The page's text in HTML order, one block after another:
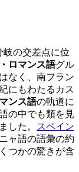
岐の交差点に位
ロマンス語グル
なく、南フラン
にもわたるカス
ンス語の軌道に
の中でも類を見
した。
スペイン
ャ語の語彙の約
つかの驚きが含